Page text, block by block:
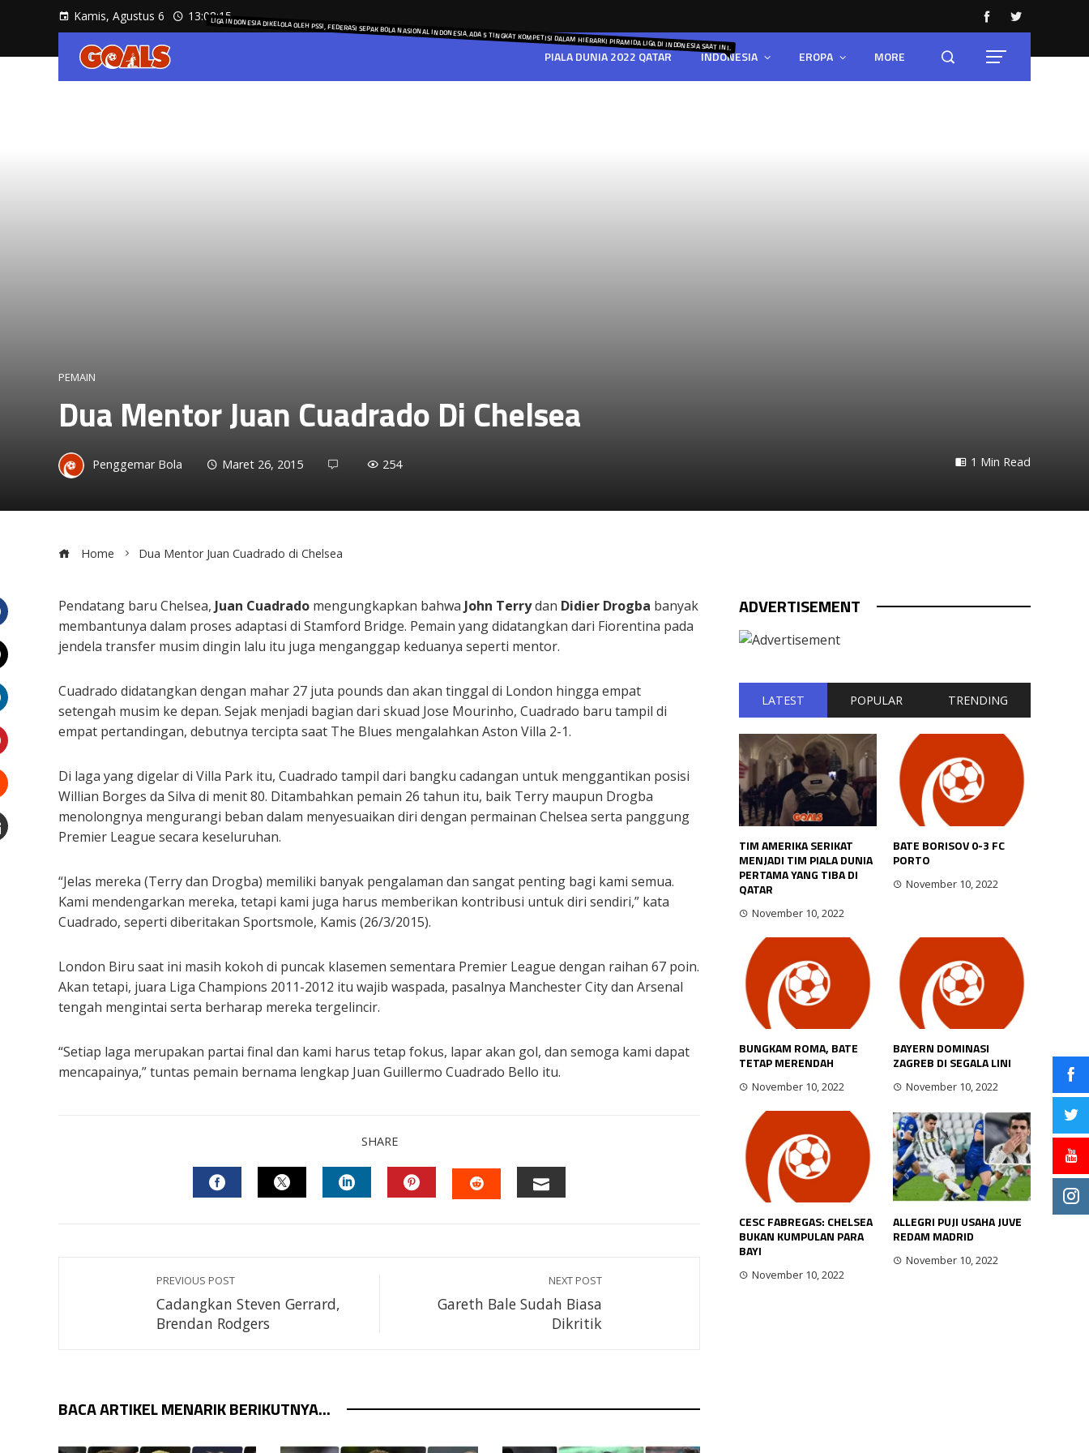
Kamis, Agustus 6 13:08:15
PIALA DUNIA 2022 QATAR INDONESIA
LIGA INDONESIA DIKELOLA OLEH PSSI, FEDERASI SEPAK BOLA NASIONAL INDONESIA. ADA 5 TINGKAT KOMPETISI DALAM HIERARKI PIRAMIDA LIGA DI INDONESIA SAAT INI.
EROPA MORE
PEMAIN
Dua Mentor Juan Cuadrado Di Chelsea
Penggemar Bola Maret 26, 2015 254 1 Min Read
Home Dua Mentor Juan Cuadrado di Chelsea
Pendatang baru Chelsea, Juan Cuadrado mengungkapkan bahwa John Terrydan Didier Drogba banyak
membantunya dalam proses adaptasi di Stamford Bridge. Pemain yang didatangkan dari Fiorentina pada
jendela transfer musim dingin lalu itu juga menganggap keduanya seperti mentor.
Cuadrado didatangkan dengan mahar 27 juta pounds dan akan tinggal di London hingga empat
setengah musim ke depan. Sejak menjadi bagian dari skuad Jose Mourinho, Cuadrado baru tampil di
empat pertandingan, debutnya tercipta saat The Blues mengalahkan Aston Villa 2-1.
Di laga yang digelar di Villa Park itu, Cuadrado tampil dari bangku cadangan untuk menggantikan posisi
Willian Borges da Silva di menit 80. Ditambahkan pemain 26 tahun itu, baik Terry maupun Drogba
menolongnya mengurangi beban dalam menyesuaikan diri dengan permainan Chelsea serta panggung
Premier League secara keseluruhan.
“Jelas mereka (Terry dan Drogba) memiliki banyak pengalaman dan sangat penting bagi kami semua.
Kami mendengarkan mereka, tetapi kami juga harus memberikan kontribusi untuk diri sendiri,” kata
Cuadrado, seperti diberitakan Sportsmole, Kamis (26/3/2015).
London Biru saat ini masih kokoh di puncak klasemen sementara Premier League dengan raihan 67 poin.
Akan tetapi, juara Liga Champions 2011-2012 itu wajib waspada, pasalnya Manchester City dan Arsenal
tengah mengintai serta berharap mereka tergelincir.
“Setiap laga merupakan partai final dan kami harus tetap fokus, lapar akan gol, dan semoga kami dapat
mencapainya,” tuntas pemain bernama lengkap Juan Guillermo Cuadrado Bello itu.
SHARE
PREVIOUS POST
Cadangkan Steven Gerrard,
Brendan Rodgers
NEXT POST
Gareth Bale Sudah Biasa
Dikritik
BACA ARTIKEL MENARIK BERIKUTNYA...
ADVERTISEMENT
LATEST POPULAR TRENDING
TIM AMERIKA SERIKAT
MENJADI TIM PIALA DUNIA
PERTAMA YANG TIBA DI
QATAR
November 10, 2022
BATE BORISOV 0-3 FC
PORTO
November 10, 2022
BUNGKAM ROMA, BATE
TETAP MERENDAH
November 10, 2022
BAYERN DOMINASI
ZAGREB DI SEGALA LINI
November 10, 2022
CESC FABREGAS: CHELSEA
BUKAN KUMPULAN PARA
BAYI
November 10, 2022
ALLEGRI PUJI USAHA JUVE
REDAM MADRID
November 10, 2022